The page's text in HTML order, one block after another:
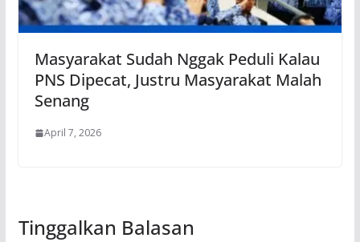
Masyarakat Sudah Nggak Peduli Kalau
PNS Dipecat, Justru Masyarakat Malah
Senang
April 7, 2026
Tinggalkan Balasan